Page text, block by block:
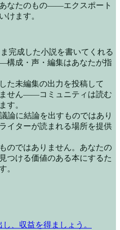
なたのもの——エクスポート
けます。
完成した小説を書いてくれる
成・声・編集はあなたが指
た未編集の出力を投稿して
ません——コミュニティは読む
す。
論に結論を出すものではあり
イターが読まれる場所を提供
のではありません。あなたの
つける価値のある本にするた
。
、収益を得ましょう。